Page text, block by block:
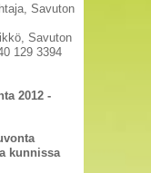
Savuton
Savuton
129 3394
2012 -
kunnissa